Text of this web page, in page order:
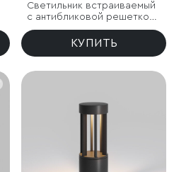
Светильник встраиваемый
с антибликовой решеткой
Tetro 10W 3000K белый
КУПИТЬ